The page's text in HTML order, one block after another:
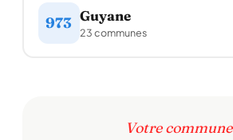
973 Guyane
23 communes
Votre commune